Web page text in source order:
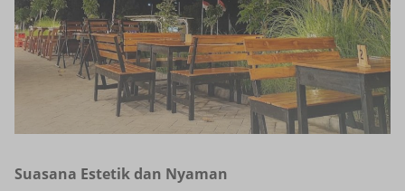
Suasana Estetik dan Nyaman